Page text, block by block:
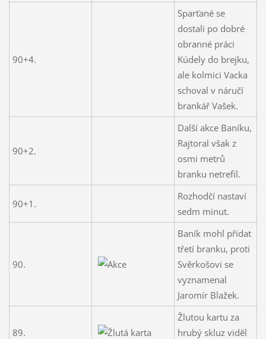
90+4.
Sparťané se
dostali po dobré
obranné práci
Kúdely do brejku,
ale kolmici Vacka
schoval v náručí
brankář Vašek.
90+2.
Další akce Baníku,
Rajtoral však z
osmi metrů
branku netrefil.
90+1.
Rozhodčí nastaví
sedm minut.
90.
Baník mohl přidat
třetí branku, proti
Svěrkošovi se
vyznamenal
Jaromír Blažek.
89.
Žlutou kartu za
hrubý skluz viděl